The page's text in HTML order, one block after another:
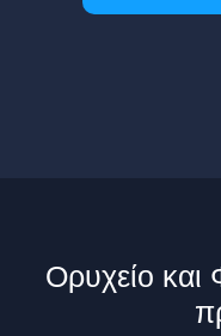
Ορυχείο